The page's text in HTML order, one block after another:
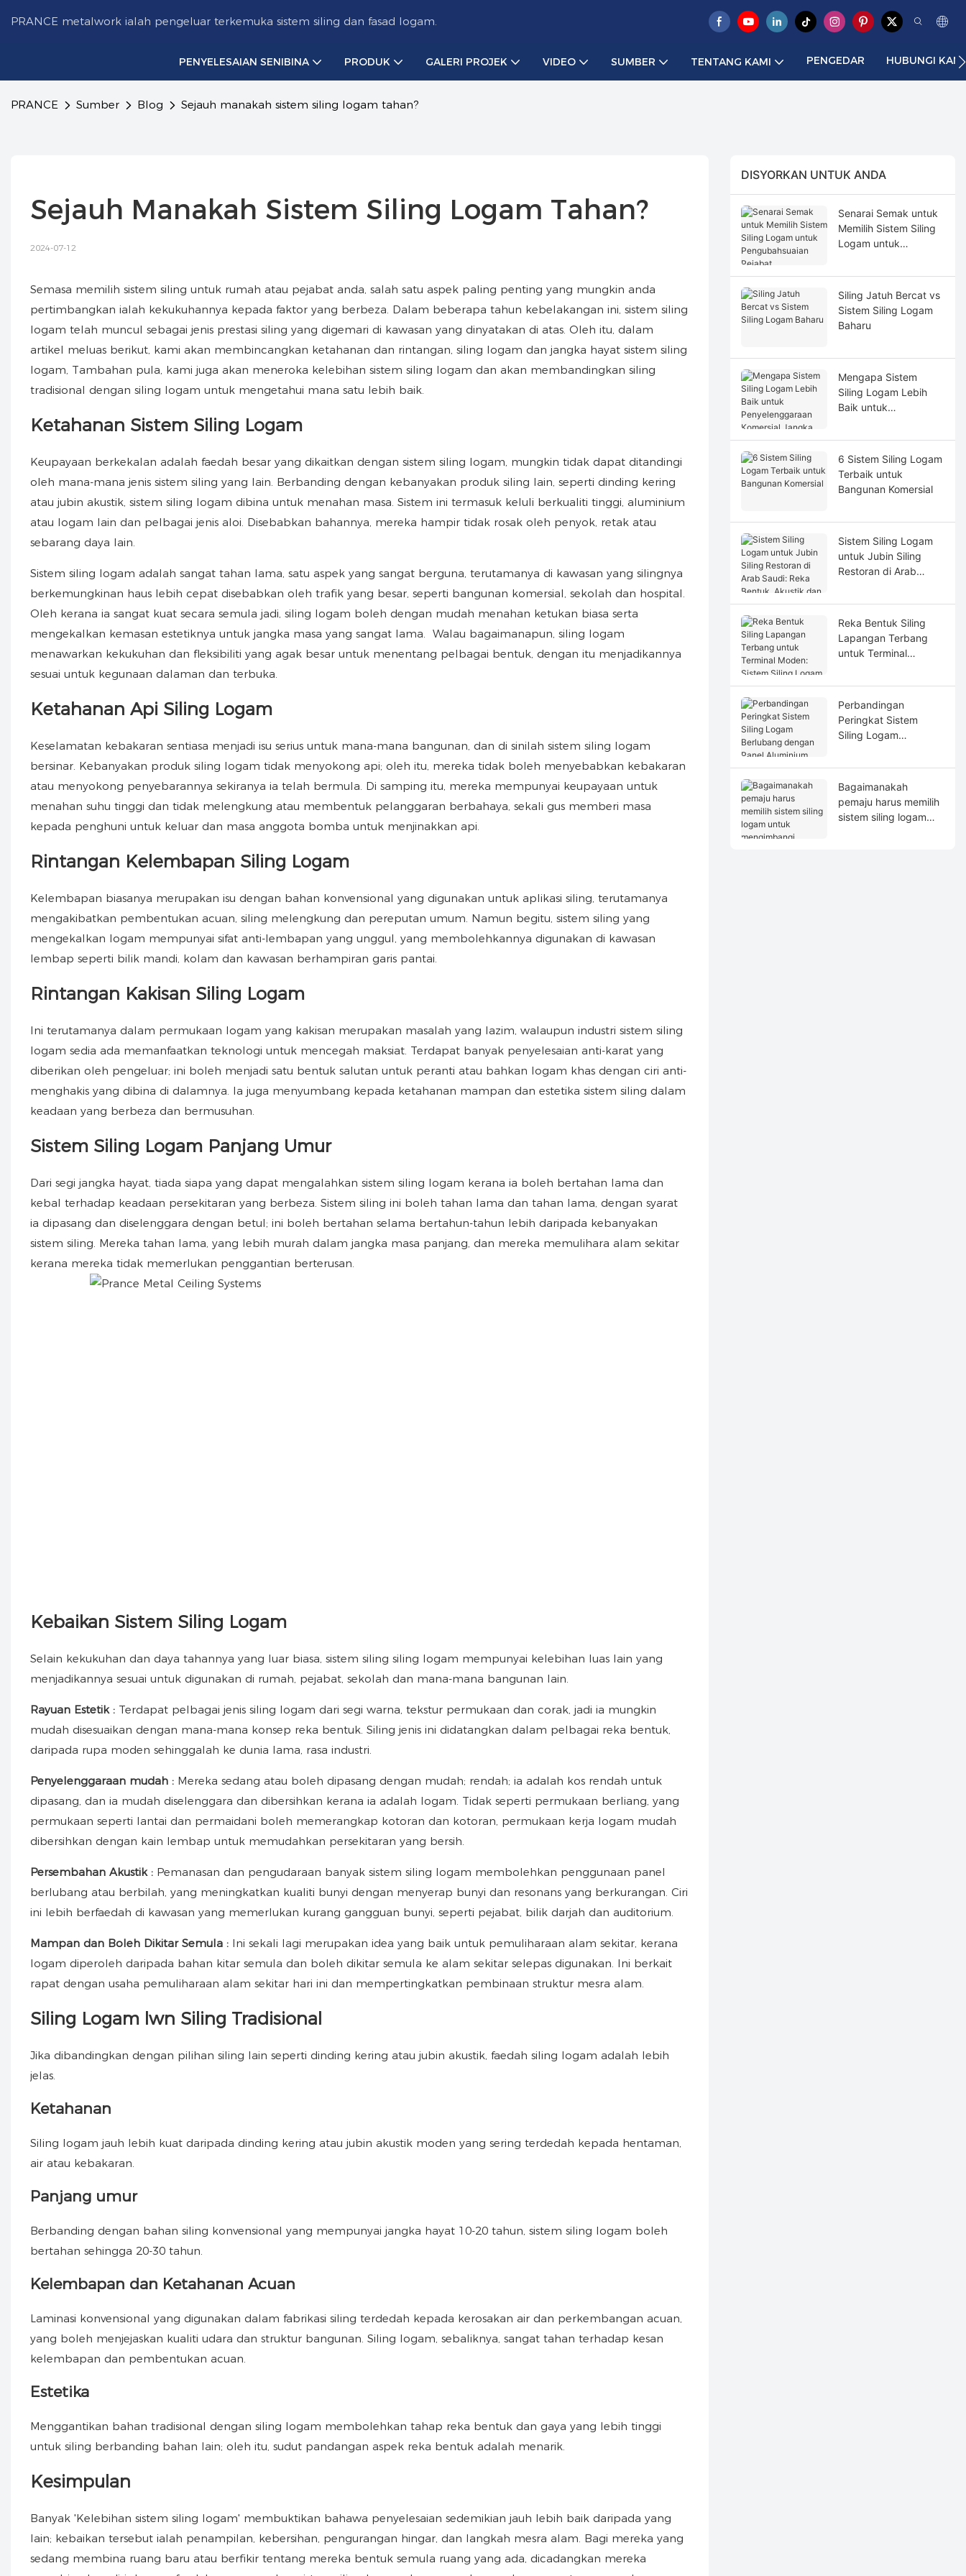
PRANCE metalwork ialah pengeluar terkemuka sistem siling dan fasad logam.
PENYELESAIAN SENIBINA PRODUK GALERI PROJEK VIDEO SUMBER TENTANG KAMI PENGEDAR HUBUNGI KAMI
PRANCE Sumber Blog Sejauh manakah sistem siling logam tahan?
Sejauh Manakah Sistem Siling Logam Tahan?
2024-07-12
Semasa memilih sistem siling untuk rumah atau pejabat anda, salah satu aspek paling penting yang mungkin anda
pertimbangkan ialah kekukuhannya kepada faktor yang berbeza. Dalam beberapa tahun kebelakangan ini, sistem siling
logam telah muncul sebagai jenis prestasi siling yang digemari di kawasan yang dinyatakan di atas. Oleh itu, dalam
artikel meluas berikut, kami akan membincangkan ketahanan dan rintangan, siling logam dan jangka hayat sistem siling
logam, Tambahan pula, kami juga akan meneroka kelebihan sistem siling logam dan akan membandingkan siling
tradisional dengan siling logam untuk mengetahui mana satu lebih baik.
Ketahanan Sistem Siling Logam
Keupayaan berkekalan adalah faedah besar yang dikaitkan dengan sistem siling logam, mungkin tidak dapat ditandingi
oleh mana-mana jenis sistem siling yang lain. Berbanding dengan kebanyakan produk siling lain, seperti dinding kering
atau jubin akustik, sistem siling logam dibina untuk menahan masa. Sistem ini termasuk keluli berkualiti tinggi, aluminium
atau logam lain dan pelbagai jenis aloi. Disebabkan bahannya, mereka hampir tidak rosak oleh penyok, retak atau
sebarang daya lain.
Sistem siling logam adalah sangat tahan lama, satu aspek yang sangat berguna, terutamanya di kawasan yang silingnya
berkemungkinan haus lebih cepat disebabkan oleh trafik yang besar, seperti bangunan komersial, sekolah dan hospital.
Oleh kerana ia sangat kuat secara semula jadi, siling logam boleh dengan mudah menahan ketukan biasa serta
mengekalkan kemasan estetiknya untuk jangka masa yang sangat lama. Walau bagaimanapun, siling logam
menawarkan kekukuhan dan fleksibiliti yang agak besar untuk menentang pelbagai bentuk, dengan itu menjadikannya
sesuai untuk kegunaan dalaman dan terbuka.
Ketahanan Api Siling Logam
Keselamatan kebakaran sentiasa menjadi isu serius untuk mana-mana bangunan, dan di sinilah sistem siling logam
bersinar. Kebanyakan produk siling logam tidak menyokong api; oleh itu, mereka tidak boleh menyebabkan kebakaran
atau menyokong penyebarannya sekiranya ia telah bermula. Di samping itu, mereka mempunyai keupayaan untuk
menahan suhu tinggi dan tidak melengkung atau membentuk pelanggaran berbahaya, sekali gus memberi masa
kepada penghuni untuk keluar dan masa anggota bomba untuk menjinakkan api.
Rintangan Kelembapan Siling Logam
Kelembapan biasanya merupakan isu dengan bahan konvensional yang digunakan untuk aplikasi siling, terutamanya
mengakibatkan pembentukan acuan, siling melengkung dan pereputan umum. Namun begitu, sistem siling yang
mengekalkan logam mempunyai sifat anti-lembapan yang unggul, yang membolehkannya digunakan di kawasan
lembap seperti bilik mandi, kolam dan kawasan berhampiran garis pantai.
Rintangan Kakisan Siling Logam
Ini terutamanya dalam permukaan logam yang kakisan merupakan masalah yang lazim, walaupun industri sistem siling
logam sedia ada memanfaatkan teknologi untuk mencegah maksiat. Terdapat banyak penyelesaian anti-karat yang
diberikan oleh pengeluar; ini boleh menjadi satu bentuk salutan untuk peranti atau bahkan logam khas dengan ciri anti-
menghakis yang dibina di dalamnya. Ia juga menyumbang kepada ketahanan mampan dan estetika sistem siling dalam
keadaan yang berbeza dan bermusuhan.
Sistem Siling Logam Panjang Umur
Dari segi jangka hayat, tiada siapa yang dapat mengalahkan sistem siling logam kerana ia boleh bertahan lama dan
kebal terhadap keadaan persekitaran yang berbeza. Sistem siling ini boleh tahan lama dan tahan lama, dengan syarat
ia dipasang dan diselenggara dengan betul; ini boleh bertahan selama bertahun-tahun lebih daripada kebanyakan
sistem siling. Mereka tahan lama, yang lebih murah dalam jangka masa panjang, dan mereka memulihara alam sekitar
kerana mereka tidak memerlukan penggantian berterusan.
Kebaikan Sistem Siling Logam
Selain kekukuhan dan daya tahannya yang luar biasa, sistem siling siling logam mempunyai kelebihan luas lain yang
menjadikannya sesuai untuk digunakan di rumah, pejabat, sekolah dan mana-mana bangunan lain.
Rayuan Estetik : Terdapat pelbagai jenis siling logam dari segi warna, tekstur permukaan dan corak, jadi ia mungkin
mudah disesuaikan dengan mana-mana konsep reka bentuk. Siling jenis ini didatangkan dalam pelbagai reka bentuk,
daripada rupa moden sehinggalah ke dunia lama, rasa industri.
Penyelenggaraan mudah : Mereka sedang atau boleh dipasang dengan mudah; rendah; ia adalah kos rendah untuk
dipasang, dan ia mudah diselenggara dan dibersihkan kerana ia adalah logam. Tidak seperti permukaan berliang, yang
permukaan seperti lantai dan permaidani boleh memerangkap kotoran dan kotoran, permukaan kerja logam mudah
dibersihkan dengan kain lembap untuk memudahkan persekitaran yang bersih.
Persembahan Akustik :Pemanasan dan pengudaraan banyak sistem siling logam membolehkan penggunaan panel
berlubang atau berbilah, yang meningkatkan kualiti bunyi dengan menyerap bunyi dan resonans yang berkurangan. Ciri
ini lebih berfaedah di kawasan yang memerlukan kurang gangguan bunyi, seperti pejabat, bilik darjah dan auditorium.
Mampan dan Boleh Dikitar Semula :Ini sekali lagi merupakan idea yang baik untuk pemuliharaan alam sekitar, kerana
logam diperoleh daripada bahan kitar semula dan boleh dikitar semula ke alam sekitar selepas digunakan. Ini berkait
rapat dengan usaha pemuliharaan alam sekitar hari ini dan mempertingkatkan pembinaan struktur mesra alam.
Siling Logam lwn Siling Tradisional
Jika dibandingkan dengan pilihan siling lain seperti dinding kering atau jubin akustik, faedah siling logam adalah lebih
jelas.
Ketahanan
Siling logam jauh lebih kuat daripada dinding kering atau jubin akustik moden yang sering terdedah kepada hentaman,
air atau kebakaran.
Panjang umur
Berbanding dengan bahan siling konvensional yang mempunyai jangka hayat 10-20 tahun, sistem siling logam boleh
bertahan sehingga 20-30 tahun.
Kelembapan dan Ketahanan Acuan
Laminasi konvensional yang digunakan dalam fabrikasi siling terdedah kepada kerosakan air dan perkembangan acuan,
yang boleh menjejaskan kualiti udara dan struktur bangunan. Siling logam, sebaliknya, sangat tahan terhadap kesan
kelembapan dan pembentukan acuan.
Estetika
Menggantikan bahan tradisional dengan siling logam membolehkan tahap reka bentuk dan gaya yang lebih tinggi
untuk siling berbanding bahan lain; oleh itu, sudut pandangan aspek reka bentuk adalah menarik.
Kesimpulan
Banyak 'Kelebihan sistem siling logam' membuktikan bahawa penyelesaian sedemikian jauh lebih baik daripada yang
lain; kebaikan tersebut ialah penampilan, kebersihan, pengurangan hingar, dan langkah mesra alam. Bagi mereka yang
sedang membina ruang baru atau berfikir tentang mereka bentuk semula ruang yang ada, dicadangkan mereka
DISYORKAN UNTUK ANDA
Senarai Semak untuk
Memilih Sistem Siling
Logam untuk
Pejabat
Siling Jatuh Bercat vs
Sistem Siling Logam
Baharu
Mengapa Sistem
Siling Logam Lebih
Baik untuk
Komersial Jangka
Panjang
6 Sistem Siling Logam
Terbaik untuk
Bangunan Komersial
Sistem Siling Logam
untuk Jubin Siling
Restoran di Arab
Akustik dan
Ketahanan
Reka Bentuk Siling
Lapangan Terbang
untuk Terminal
Logam dan
Penyelesaian Senibina
Perbandingan
Peringkat Sistem
Siling Logam
Panel Aluminium
Berkembang dan
Bercorak Mikro untuk
Pereka Bentuk di
Seluruh Dunia
Bagaimanakah
pemaju harus memilih
sistem siling logam